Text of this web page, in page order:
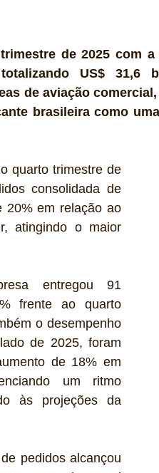
de 2025 com
US$ 31,6
de aviação
brasileira como
quarto trimestre de
consolidada de
20% em relação ao
atingindo o maior
entregou 91
frente ao quarto
o desempenho
de 2025, foram
de 18% em
um ritmo
às projeções da
pedidos alcançou